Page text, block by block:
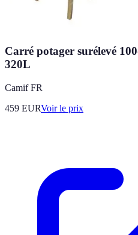
Carré potager surélevé
320L
Camif FR
459 EURVoir le prix